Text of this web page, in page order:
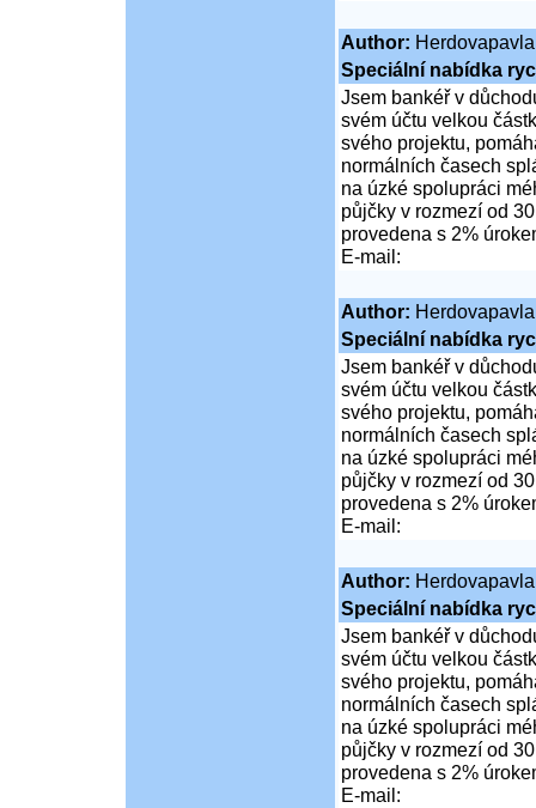
Author: Herdovapavla
Speciální nabídka
Jsem bankéř v
svém účtu velkou
svého projektu,
normálních časech
na úzké spolupráci
půjčky v rozmezí od
provedena s 2%
E-mail:
Author: Herdovapavla
Speciální nabídka
Jsem bankéř v
svém účtu velkou
svého projektu,
normálních časech
na úzké spolupráci
půjčky v rozmezí od
provedena s 2%
E-mail:
Author: Herdovapavla
Speciální nabídka
Jsem bankéř v
svém účtu velkou
svého projektu,
normálních časech
na úzké spolupráci
půjčky v rozmezí od
provedena s 2%
E-mail: